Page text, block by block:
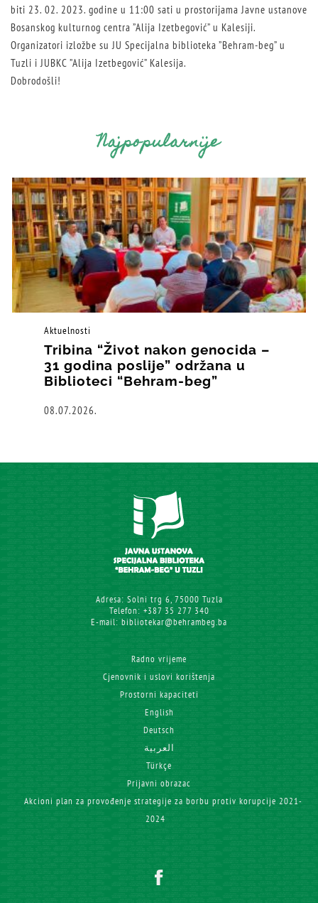
biti 23. 02. 2023. godine u 11:00 sati u prostorijama Javne ustanove
Bosanskog kulturnog centra ”Alija Izetbegović” u Kalesiji.
Organizatori izložbe su JU Specijalna biblioteka ”Behram-beg” u
Tuzli i JUBKC ”Alija Izetbegović” Kalesija.
Dobrodošli!
Najpopularnije
Aktuelnosti
Tribina “Život nakon genocida –
31 godina poslije” održana u
Biblioteci “Behram-beg”
08.07.2026.
Adresa: Solni trg 6, 75000 Tuzla
Telefon: +387 35 277 340
E-mail: bibliotekar@behrambeg.ba
Radno vrijeme
Cjenovnik i uslovi korištenja
Prostorni kapaciteti
English
Deutsch
العربية
Türkçe
Prijavni obrazac
Akcioni plan za provođenje strategije za borbu protiv korupcije 2021-
2024